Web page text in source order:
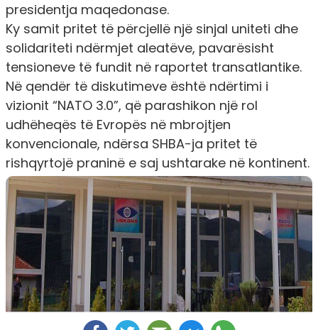
presidentja maqedonase.
Ky samit pritet të përcjellë një sinjal uniteti dhe
solidariteti ndërmjet aleatëve, pavarësisht
tensioneve të fundit në raportet transatlantike.
Në qendër të diskutimeve është ndërtimi i
vizionit “NATO 3.0”, që parashikon një rol
udhëheqës të Evropës në mbrojtjen
konvencionale, ndërsa SHBA-ja pritet të
rishqyrtojë praninë e saj ushtarake në kontinent.